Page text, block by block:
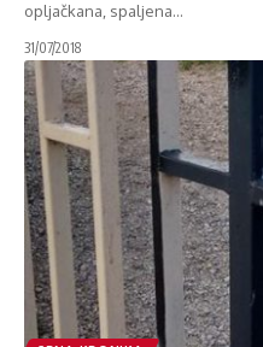
opljačkana, spaljena…
31/07/2018